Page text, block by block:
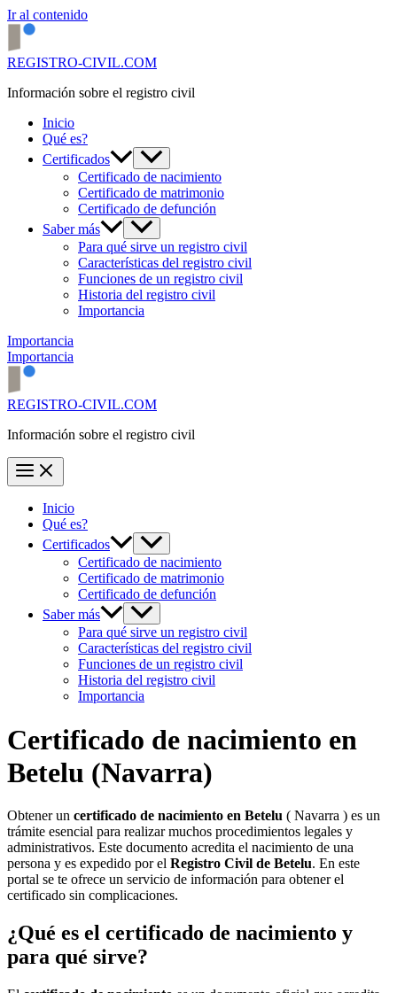
Ir al contenido
REGISTRO-CIVIL.COM
Información sobre el registro civil
Inicio
Qué es?
Certificados
Certificado de nacimiento
Certificado de matrimonio
Certificado de defunción
Saber más
Para qué sirve un registro civil
Características del registro civil
Funciones de un registro civil
Historia del registro civil
Importancia
Importancia
Importancia
REGISTRO-CIVIL.COM
Información sobre el registro civil
Inicio
Qué es?
Certificados
Certificado de nacimiento
Certificado de matrimonio
Certificado de defunción
Saber más
Para qué sirve un registro civil
Características del registro civil
Funciones de un registro civil
Historia del registro civil
Importancia
Certificado de nacimiento en
Betelu (Navarra)
Obtener un certificado de nacimiento en Betelu ( Navarra ) es un
trámite esencial para realizar muchos procedimientos legales y
administrativos. Este documento acredita el nacimiento de una
persona y es expedido por el Registro Civil de Betelu. En este
portal se te ofrece un servicio de información para obtener el
certificado sin complicaciones.
¿Qué es el certificado de nacimiento y
para qué sirve?